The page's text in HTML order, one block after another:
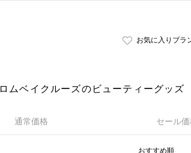
お気に入りブラ
ベイクルーズのビューティーグッズ
通常価格 セール価